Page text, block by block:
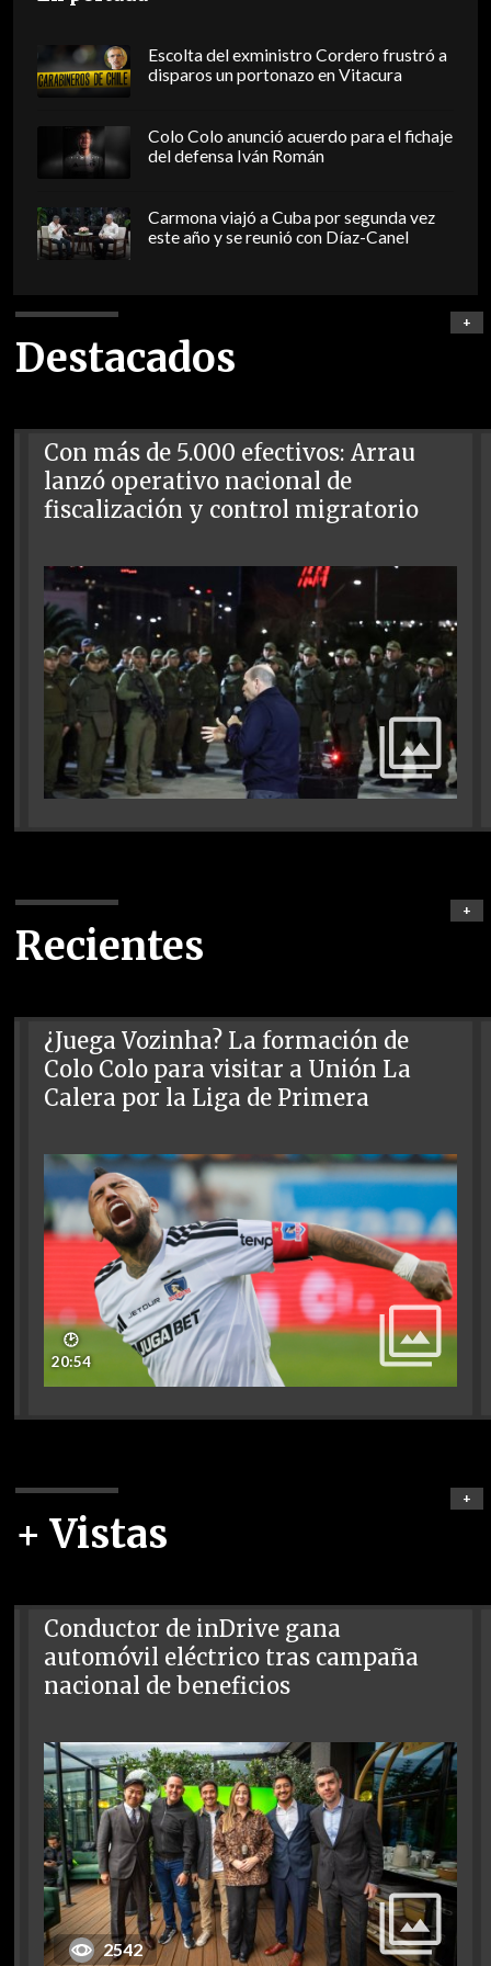
Escolta del exministro Cordero frustró a
disparos un portonazo en Vitacura
Colo Colo anunció acuerdo para el fichaje
del defensa Iván Román
Carmona viajó a Cuba por segunda vez
este año y se reunió con Díaz-Canel
Destacados
+
Con más de 5.000 efectivos: Arrau
lanzó operativo nacional de
fiscalización y control migratorio
Recientes
+
¿Juega Vozinha? La formación de
Colo Colo para visitar a Unión La
Calera por la Liga de Primera
🕑
20:54
+ Vistas
+
Conductor de inDrive gana
automóvil eléctrico tras campaña
nacional de beneficios
2542